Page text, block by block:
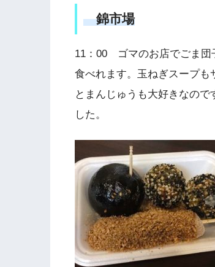
錦市場
11：00 ゴマのお店でごま団
食べれます。玉ねぎスープも
とまんじゅうも大好きなの
した。